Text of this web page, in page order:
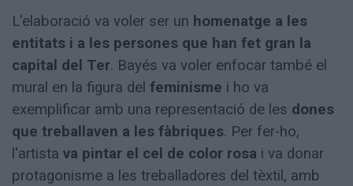
L'elaboració va voler ser un homenatge a les
entitats i a les persones que han fet gran la
capital del Ter. Bayés va voler enfocar també el
mural en la figura del feminisme i ho va
exemplificar amb una representació de les dones
que treballaven a les fàbriques. Per fer-ho,
l'artista va pintar el cel de color rosa i va donar
protagonisme a les treballadores del tèxtil, amb